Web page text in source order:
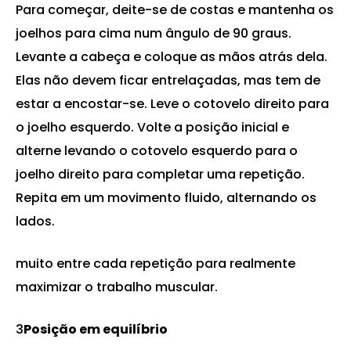
Para começar, deite-se de costas e mantenha os
joelhos para cima num ângulo de 90 graus.
Levante a cabeça e coloque as mãos atrás dela.
Elas não devem ficar entrelaçadas, mas tem de
estar a encostar-se. Leve o cotovelo direito para
o joelho esquerdo. Volte a posição inicial e
alterne levando o cotovelo esquerdo para o
joelho direito para completar uma repetição.
Repita em um movimento fluido, alternando os
lados.
muito entre cada repetição para realmente
maximizar o trabalho muscular.
3Posição em equilíbrio